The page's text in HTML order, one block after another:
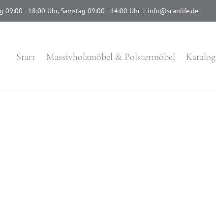
09:00 - 18:00 Uhr, Samstag 09:00 - 14:00 Uhr | info@scanlife.de
Start Massivholzmöbel & Polstermöbel Katalog